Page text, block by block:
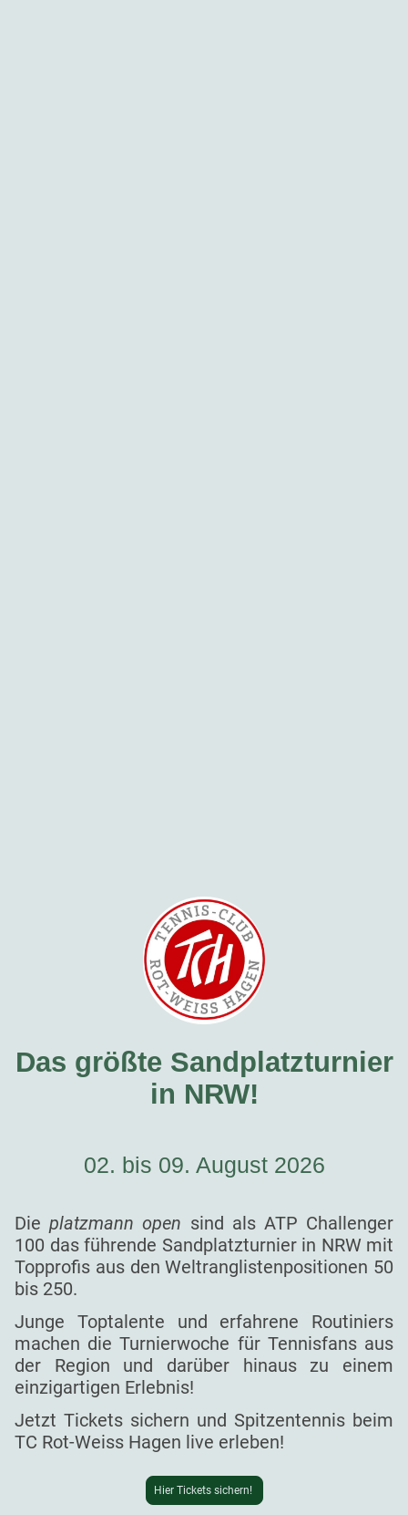
Das größte Sandplatzturnier
in NRW!
02. bis 09. August 2026
Dieplatzmann open sind als ATP Challenger
100 das führende Sandplatzturnier in NRW mit
Topprofis aus den Weltranglistenpositionen 50
bis 250.
Junge Toptalente und erfahrene Routiniers
machen die Turnierwoche für Tennisfans aus
der Region und darüber hinaus zu einem
einzigartigen Erlebnis!
Jetzt Tickets sichern und Spitzentennis beim
TC Rot-Weiss Hagen live erleben!
Hier Tickets sichern!